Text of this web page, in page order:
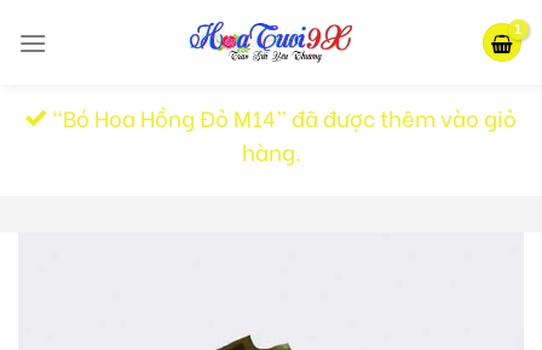
“Bó Hoa Hồng Đỏ M14” đã được thêm vào giỏ
hàng.